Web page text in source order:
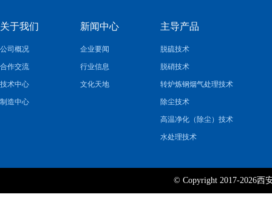
关于我们
公司概况
合作交流
技术中心
制造中心
新闻中心
企业要闻
行业信息
文化天地
主导产品
脱硫技术
脱硝技术
转炉炼钢烟气处理技术
除尘技术
高温净化（除尘）技术
水处理技术
© Copyright 2017-2026